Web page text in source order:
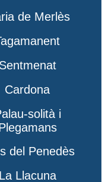
de Merlès
Sentmenat
Cardona
solità i
del Penedès
La Llacuna